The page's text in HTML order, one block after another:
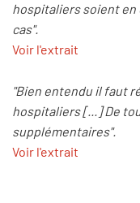
hospitaliers soient en
cas".
Voir l'extrait
"Bien entendu il faut
hospitaliers [...] De
supplémentaires".
Voir l'extrait